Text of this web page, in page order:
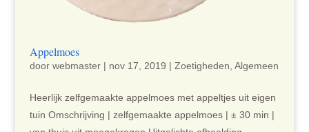
Appelmoes
door webmaster| nov 17, 2019 | Zoetigheden, Algemeen
Heerlijk zelfgemaakte appelmoes met appeltjes uit eigen
tuin Omschrijving | zelfgemaakte appelmoes | ± 30 min |